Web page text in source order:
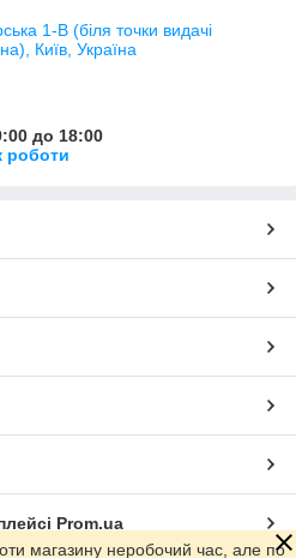
1-В (біля точки видачі
Київ, Україна
до 18:00
роботи
Prom.ua
магазину неробочий час, але по